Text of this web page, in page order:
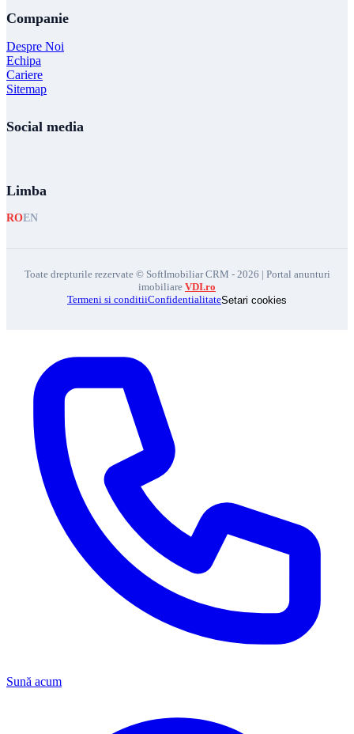
Companie
Despre Noi
Echipa
Cariere
Sitemap
Social media
Limba
ROEN
Toate drepturile rezervate © SoftImobiliar CRM - 2026 | Portal anunturi
imobiliare VDI.ro
Termeni si conditiiConfidentialitateSetari cookies
Sună acum